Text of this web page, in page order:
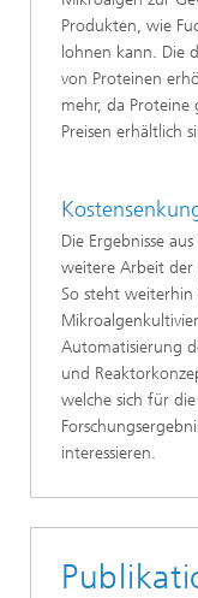
Produkten, wie
lohnen kann. Die
von Proteinen
mehr, da
Preisen erhältlich
Die Ergebnisse
weitere Arbeit der
So steht
Automatisierung
und
welche sich für
interessieren.